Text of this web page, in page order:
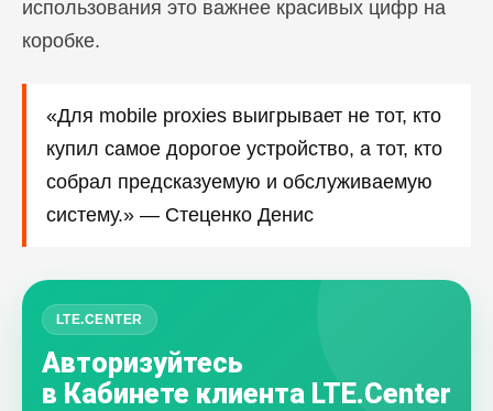
использования это важнее красивых цифр на
коробке.
«Для mobile proxies выигрывает не тот, кто
купил самое дорогое устройство, а тот, кто
собрал предсказуемую и обслуживаемую
систему.» — Стеценко Денис
LTE.CENTER
Авторизуйтесь
в Кабинете клиента LTE.Center